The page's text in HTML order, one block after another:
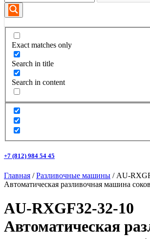
Exact matches only
Search in title
Search in content
+7 (812) 984 54 45
Главная /Разливочные машины / AU-
Автоматическая разливочная машина
AU-RXGF32-32-10
Автоматическая